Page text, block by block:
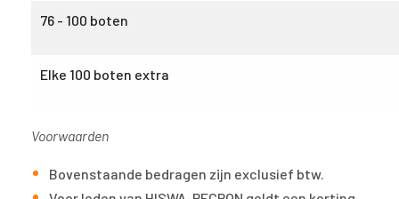
76 - 100 boten
Elke 100 boten extra
Voorwaarden
Bovenstaande bedragen zijn exclusief btw.